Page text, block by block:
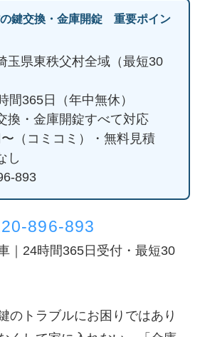
鍵交換・金庫開錠 重要ポイン
玉県東秩父村全域（最短30
間365日（年中無休）
換・金庫開錠すべて対応
（コミコミ）・無料見積
し
893
896-893
｜24時間365日受付・最短30
のトラブルにお困りではあり